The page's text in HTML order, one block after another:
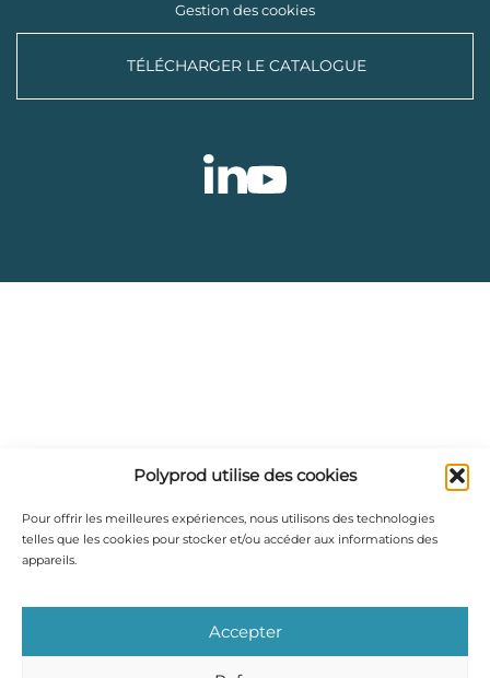
Polyprod utilise des cookies
Pour offrir les meilleures expériences, nous utilisons des technologies
telles que les cookies pour stocker et/ou accéder aux informations des
appareils.
Accepter
Gestion des cookies
TÉLÉCHARGER LE CATALOGUE